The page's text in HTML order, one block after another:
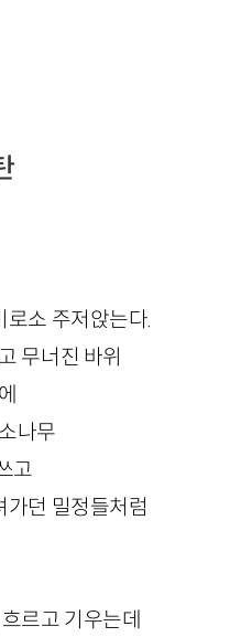
소 주저앉는다.
무너진 바위
나무
고
던 밀정들처럼
르고 기우는데